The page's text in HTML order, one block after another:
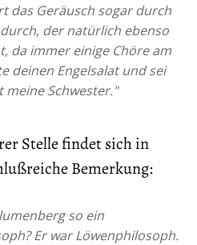
das Geräusch sogar durch
der natürlich ebenso
da immer einige Chöre am
deinen Engelsalat und sei
meine Schwester."
Stelle findet sich in
Bemerkung:
so ein
Er war Löwenphilosoph.